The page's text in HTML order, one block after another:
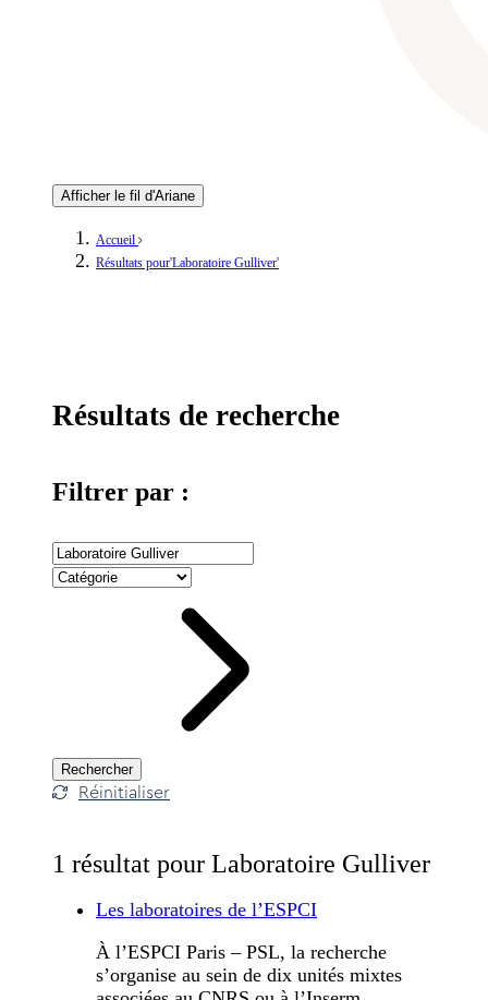
Afficher le fil d'Ariane
Accueil
Résultats pour'Laboratoire Gulliver'
Résultats de recherche
Filtrer par :
Rechercher
Réinitialiser
1 résultat pour Laboratoire Gulliver
Les laboratoires de l’ESPCI
À l’ESPCI Paris – PSL, la recherche
s’organise au sein de dix unités mixtes